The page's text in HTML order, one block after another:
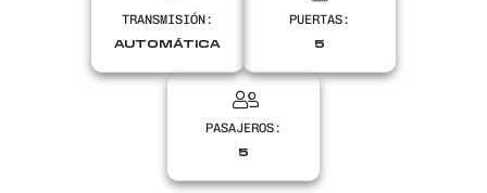
TRANSMISIÓN:
AUTOMÁTICA
PUERTAS:
5
PASAJEROS:
5